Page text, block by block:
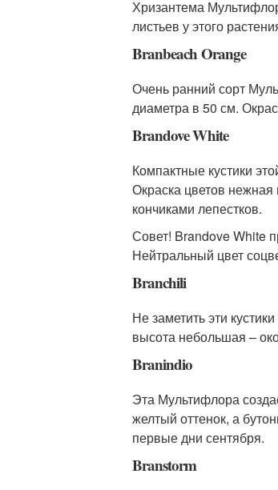
Хризантема
листьев у этого
Branbeach Orange
Очень ранний сорт
диаметра в 50 см.
Brandove White
Компактные кустики
Окраска цветов
кончиками лепестков.
Совет! Brandove White
Нейтральный цвет
Branchili
Не заметить эти
высота небольшая –
Branindio
Эта Мультифлора
желтый оттенок, а
первые дни сентября.
Branstorm